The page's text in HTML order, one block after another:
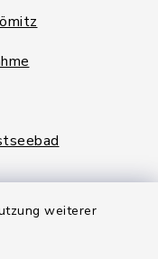
weiterer